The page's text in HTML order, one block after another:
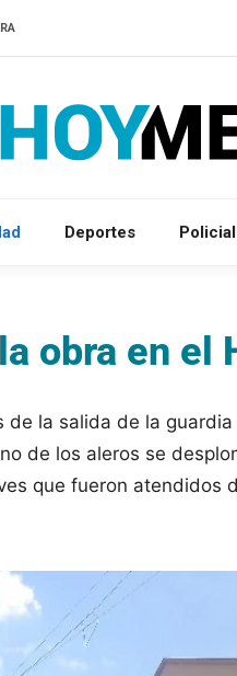
Deportes Policial
obra en el
la salida de la
de los aleros se
que fueron atendidos